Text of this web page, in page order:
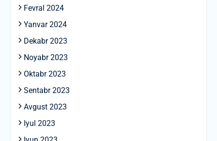
Fevral 2024
Yanvar 2024
Dekabr 2023
Noyabr 2023
Oktabr 2023
Sentabr 2023
Avgust 2023
Iyul 2023